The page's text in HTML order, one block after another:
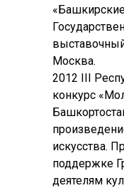
Москва.
2012 III
конкурс
искусства.
поддержке
деятелям